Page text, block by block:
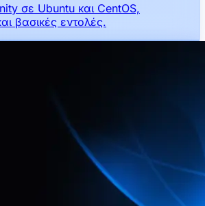
σε Ubuntu και CentOS,
βασικές εντολές.